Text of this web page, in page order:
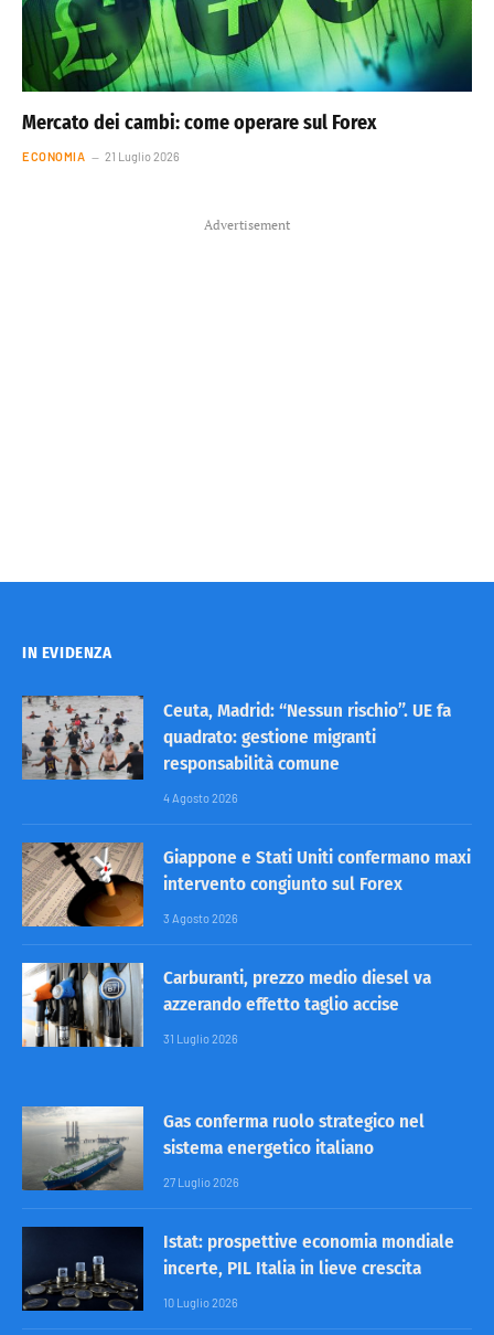
Mercato dei cambi: come operare sul Forex
ECONOMIA 21 Luglio 2026
Advertisement
IN EVIDENZA
Ceuta, Madrid: “Nessun rischio”. UE fa
quadrato: gestione migranti
responsabilità comune
4 Agosto 2026
Giappone e Stati Uniti confermano maxi
intervento congiunto sul Forex
3 Agosto 2026
Carburanti, prezzo medio diesel va
azzerando effetto taglio accise
31 Luglio 2026
Gas conferma ruolo strategico nel
sistema energetico italiano
27 Luglio 2026
Istat: prospettive economia mondiale
incerte, PIL Italia in lieve crescita
10 Luglio 2026